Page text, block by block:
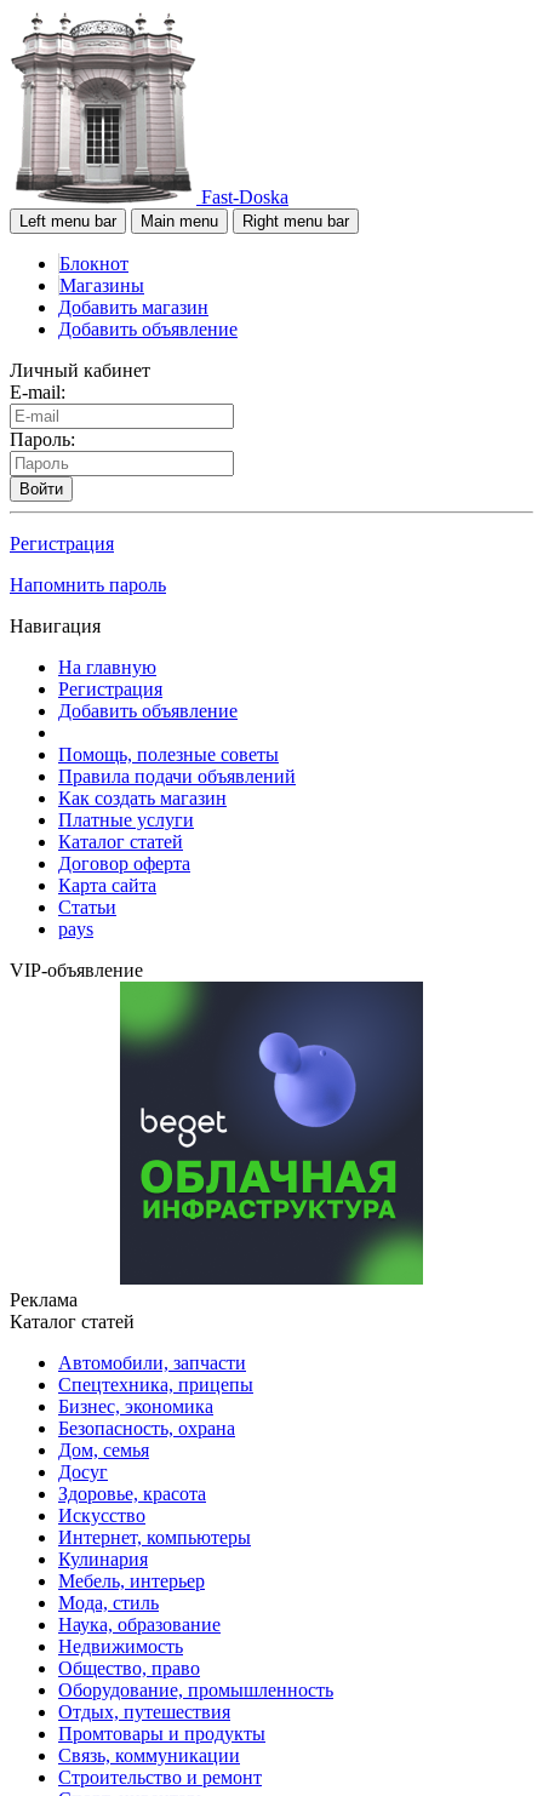
Fast-Doska
Left menu bar Main menu Right menu bar
Блокнот
Магазины
Добавить магазин
Добавить объявление
Личный кабинет
E-mail:
Пароль:
Войти
Регистрация
Напомнить пароль
Навигация
На главную
Регистрация
Добавить объявление
Помощь, полезные советы
Правила подачи объявлений
Как создать магазин
Платные услуги
Каталог статей
Договор оферта
Карта сайта
Статьи
pays
VIP-объявление
Реклама
Каталог статей
Автомобили, запчасти
Спецтехника, прицепы
Бизнес, экономика
Безопасность, охрана
Дом, семья
Досуг
Здоровье, красота
Искусство
Интернет, компьютеры
Кулинария
Мебель, интерьер
Мода, стиль
Наука, образование
Недвижимость
Общество, право
Оборудование, промышленность
Отдых, путешествия
Промтовары и продукты
Связь, коммуникации
Строительство и ремонт